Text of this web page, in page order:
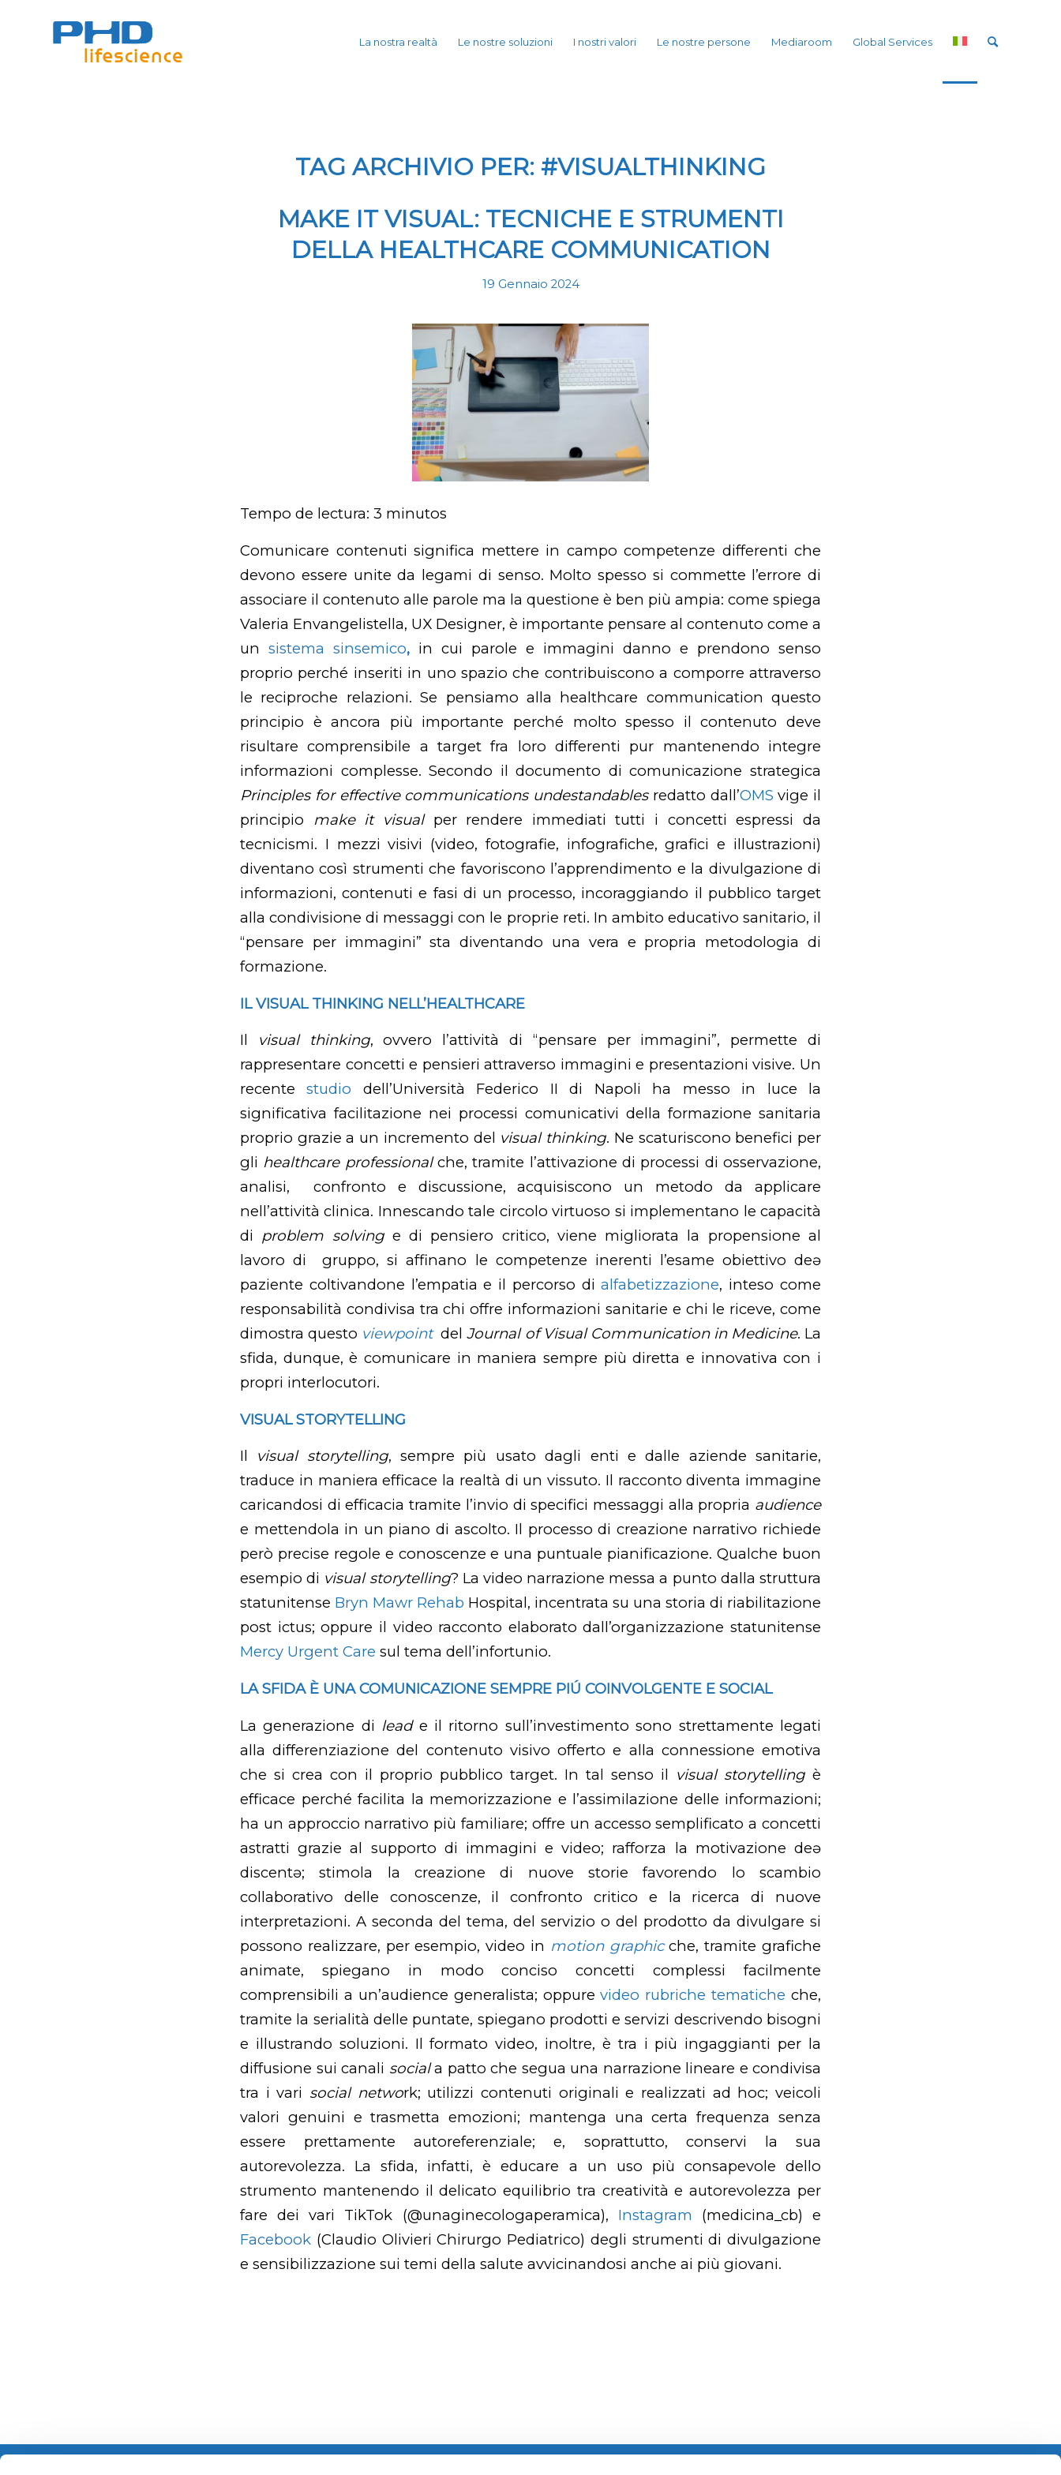
La nostra realtà Le nostre soluzioni I nostri valori Le nostre persone Mediaroom Global Services
TAG ARCHIVIO PER: #VISUALTHINKING
MAKE IT VISUAL: TECNICHE E STRUMENTI
DELLA HEALTHCARE COMMUNICATION
19 Gennaio 2024
Tempo de lectura: 3 minutos
Comunicare contenuti significa mettere in campo competenze differenti che
devono essere unite da legami di senso. Molto spesso si commette l’errore di
associare il contenuto alle parole ma la questione è ben più ampia: come spiega
Valeria Envangelistella, UX Designer, è importante pensare al contenuto come a
un sistema sinsemico, in cui parole e immagini danno e prendono senso
proprio perché inseriti in uno spazio che contribuiscono a comporre attraverso
le reciproche relazioni. Se pensiamo alla healthcare communication questo
principio è ancora più importante perché molto spesso il contenuto deve
risultare comprensibile a target fra loro differenti pur mantenendo integre
informazioni complesse. Secondo il documento di comunicazione strategica
Principles for effective communications undestandablesredatto dall’OMS vige il
principio
make it visualper rendere immediati tutti i concetti espressi da
tecnicismi. I mezzi visivi (video, fotografie, infografiche, grafici e illustrazioni)
diventano così strumenti che favoriscono l’apprendimento e la divulgazione di
informazioni, contenuti e fasi di un processo, incoraggiando il pubblico target
alla condivisione di messaggi con le proprie reti. In ambito educativo sanitario, il
“pensare per immagini” sta diventando una vera e propria metodologia di
formazione.
IL VISUAL THINKING NELL’HEALTHCARE
Il visual thinking, ovvero l’attività di “pensare per immagini”, permette di
rappresentare concetti e pensieri attraverso immagini e presentazioni visive. Un
recentestudio dell’Università Federico II di Napoli ha messo in luce la
significativa facilitazione nei processi comunicativi della formazione sanitaria
proprio grazie a un incremento del visual thinking. Ne scaturiscono benefici per
gli healthcare professionalche, tramite l’attivazione di processi di osservazione,
analisi, confronto e discussione, acquisiscono un metodo da applicare
nell’attività clinica. Innescando tale circolo virtuoso si implementano le capacità
di problem solvinge di pensiero critico, viene migliorata la propensione al
lavoro di gruppo, si affinano le competenze inerenti l’esame obiettivo deə
paziente coltivandone l’empatia e il percorso dialfabetizzazione, inteso come
responsabilità condivisa tra chi offre informazioni sanitarie e chi le riceve, come
dimostra questo viewpointdelJournal of Visual Communication in Medicine. La
sfida, dunque, è comunicare in maniera sempre più diretta e innovativa con i
propri interlocutori.
VISUAL STORYTELLING
Il visual storytelling, sempre più usato dagli enti e dalle aziende sanitarie,
traduce in maniera efficace la realtà di un vissuto. Il racconto diventa immagine
caricandosi di efficacia tramite l’invio di specifici messaggi alla propria audience
e mettendola in un piano di ascolto. Il processo di creazione narrativo richiede
però precise regole e conoscenze e una puntuale pianificazione. Qualche buon
esempio di visual storytelling? La video narrazione messa a punto dalla struttura
statunitense Bryn Mawr Rehab Hospital, incentrata su una storia di riabilitazione
post ictus; oppure il video racconto elaborato dall’organizzazione statunitense
Mercy Urgent Care sul tema dell’infortunio.
LA SFIDA È UNA COMUNICAZIONE SEMPRE PIÚ COINVOLGENTE E SOCIAL
La generazione di leade il ritorno sull’investimento sono strettamente legati
alla differenziazione del contenuto visivo offerto e alla connessione emotiva
che si crea con il proprio pubblico target. In tal senso il visual storytelling è
efficace perché facilita la memorizzazione e l’assimilazione delle informazioni;
ha un approccio narrativo più familiare; offre un accesso semplificato a concetti
astratti grazie al supporto di immagini e video; rafforza la motivazione deə
discentə; stimola la creazione di nuove storie favorendo lo scambio
collaborativo delle conoscenze, il confronto critico e la ricerca di nuove
interpretazioni. A seconda del tema, del servizio o del prodotto da divulgare si
possono realizzare, per esempio, video in motion graphicche, tramite grafiche
animate, spiegano in modo conciso concetti complessi facilmente
comprensibili a un’audience generalista; oppurevideo rubriche tematiche che,
tramite la serialità delle puntate, spiegano prodotti e servizi descrivendo bisogni
e illustrando soluzioni. Il formato video, inoltre, è tra i più ingaggianti per la
diffusione sui canali sociala patto che segua una narrazione lineare e condivisa
tra i vari social network; utilizzi contenuti originali e realizzati ad hoc; veicoli
valori genuini e trasmetta emozioni; mantenga una certa frequenza senza
essere prettamente autoreferenziale; e, soprattutto, conservi la sua
autorevolezza. La sfida, infatti, è educare a un uso più consapevole dello
strumento mantenendo il delicato equilibrio tra creatività e autorevolezza per
fare dei vari TikTok (@unaginecologaperamica), Instagram (medicina_cb) e
Facebook (Claudio Olivieri Chirurgo Pediatrico) degli strumenti di divulgazione
e sensibilizzazione sui temi della salute avvicinandosi anche ai più giovani.